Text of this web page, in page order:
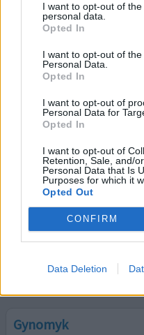
I want to opt-out of
personal data.
Opted In
I want to opt-out of
Personal Data.
Opted In
I want to opt-out of
Personal Data for
Opted In
I want to opt-out of
Retention, Sale, and/
Personal Data that Is
Purposes for which it
Opted Out
CONFIRM
Data Deletion
Gynomyk
12-11-2017 | Vrouw | 43
butoconazol (20mg/g)
Vaginale schimmelinfectie
Effectiviteit
Hoeveelheid bijwerkingen
Dit jeukt 's nachts en
zie er tegenop naar
middelen bestaan die
Gynodaktarin doet
vervelend.
geef mening
Gynomyk